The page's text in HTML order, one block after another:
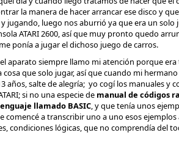
la manera de hacer arrancar ese disco y
jugando, luego nos aburrió ya que era un solo
ATARI 2600, así que muy pronto quedo
ponía a jugar el dichoso juego de carros.
aparato siempre llamo mi atención porque
que solo jugar, así que cuando mi
años, salte de alegría; yo cogí los manuales y
si no una especie de manual de códigos
llamado BASIC, y que tenía unos
comencé a transcribir uno a uno esos
condiciones lógicas, que no comprendía del